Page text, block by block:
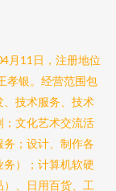
月11日，注册地位
孝银。经营范围包
技术服务、技术
；文化艺术交流活
；设计、制作各
）；计算机软硬
、日用百货、工